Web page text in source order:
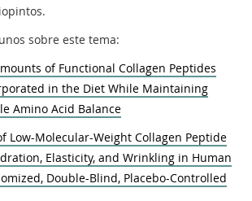
sobre este tema:
of Functional Collagen Peptides
in the Diet While Maintaining
Amino Acid Balance
Low-Molecular-Weight Collagen Peptide
Elasticity, and Wrinkling in Human
Double-Blind, Placebo-Controlled